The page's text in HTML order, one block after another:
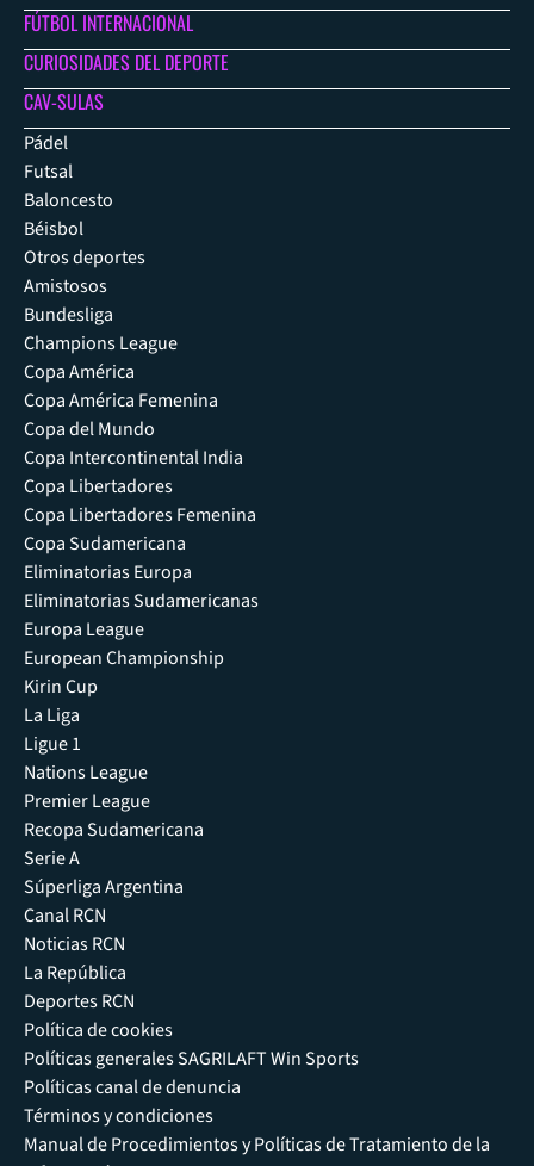
FÚTBOL INTERNACIONAL
CURIOSIDADES DEL DEPORTE
CAV-SULAS
Pádel
Futsal
Baloncesto
Béisbol
Otros deportes
Amistosos
Bundesliga
Champions League
Copa América
Copa América Femenina
Copa del Mundo
Copa Intercontinental India
Copa Libertadores
Copa Libertadores Femenina
Copa Sudamericana
Eliminatorias Europa
Eliminatorias Sudamericanas
Europa League
European Championship
Kirin Cup
La Liga
Ligue 1
Nations League
Premier League
Recopa Sudamericana
Serie A
Súperliga Argentina
Canal RCN
Noticias RCN
La República
Deportes RCN
Política de cookies
Políticas generales SAGRILAFT Win Sports
Políticas canal de denuncia
Términos y condiciones
Manual de Procedimientos y Políticas de Tratamiento de la